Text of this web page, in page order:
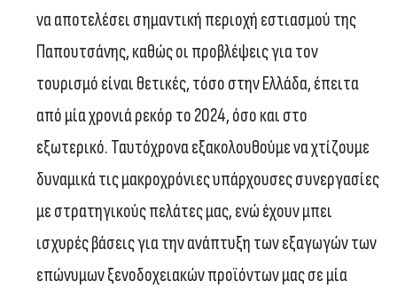
να αποτελέσει σημαντική περιοχή εστιασμού της
Παπουτσάνης, καθώς οι προβλέψεις για τον
τουρισμό είναι θετικές, τόσο στην Ελλάδα, έπειτα
από μία χρονιά ρεκόρ το 2024, όσο και στο
εξωτερικό. Ταυτόχρονα εξακολουθούμε να χτίζουμε
δυναμικά τις μακροχρόνιες υπάρχουσες συνεργασίες
με στρατηγικούς πελάτες μας, ενώ έχουν μπει
ισχυρές βάσεις για την ανάπτυξη των εξαγωγών των
επώνυμων ξενοδοχειακών προϊόντων μας σε μία